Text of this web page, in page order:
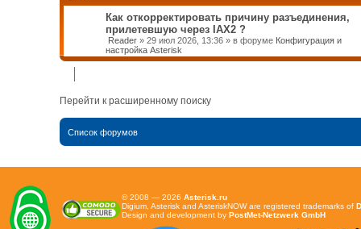
Как откорректировать причину разъединения,
прилетевшую через IAX2 ?
Reader» 29 июл 2026, 13:36» в форуме Конфигурация и
настройка Asterisk
Перейти к расширенному поиску
Список форумов
© 2008 — 2026 Asterisk.ru
Digium, Asterisk and AsteriskNOW are registered trademarks of
Design and development by PostMet-Netzwerk GmbH